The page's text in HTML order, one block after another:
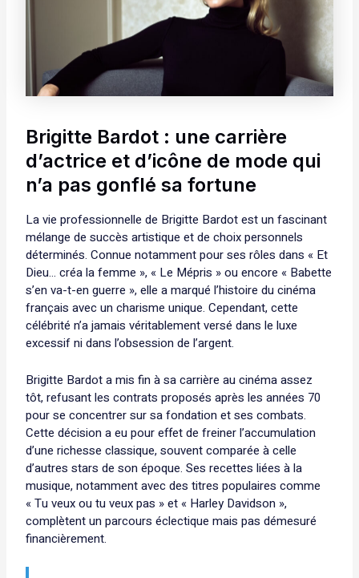
Brigitte Bardot : une carrière
d’actrice et d’icône de mode qui
n’a pas gonflé sa fortune
La vie professionnelle de Brigitte Bardot est un fascinant
mélange de succès artistique et de choix personnels
déterminés. Connue notamment pour ses rôles dans « Et
Dieu… créa la femme », « Le Mépris » ou encore « Babette
s’en va-t-en guerre », elle a marqué l’histoire du cinéma
français avec un charisme unique. Cependant, cette
célébrité n’a jamais véritablement versé dans le luxe
excessif ni dans l’obsession de l’argent.
Brigitte Bardot a mis fin à sa carrière au cinéma assez
tôt, refusant les contrats proposés après les années 70
pour se concentrer sur sa fondation et ses combats.
Cette décision a eu pour effet de freiner l’accumulation
d’une richesse classique, souvent comparée à celle
d’autres stars de son époque. Ses recettes liées à la
musique, notamment avec des titres populaires comme
« Tu veux ou tu veux pas » et « Harley Davidson »,
complètent un parcours éclectique mais pas démesuré
financièrement.